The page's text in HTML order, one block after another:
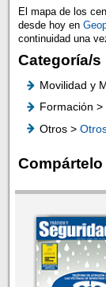
El mapa de los
desde hoy en
continuidad una
Categoría/s
Movilidad y
Formación >
Otros >
Compártelo